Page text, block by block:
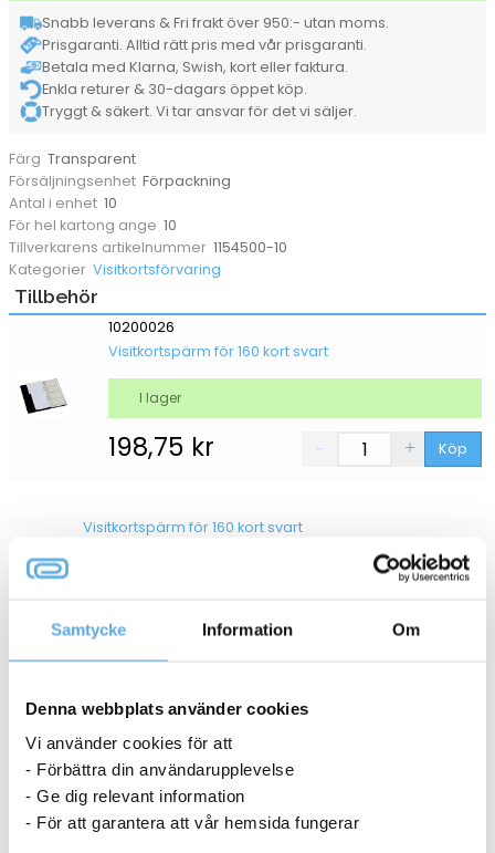
Samtycke Information Om
Denna webbplats använder cookies
Vi använder cookies för att
- Förbättra din användarupplevelse
- Ge dig relevant information
- För att garantera att vår hemsida fungerar
Snabb leverans & Fri frakt över 950:- utan moms.
Prisgaranti. Alltid rätt pris med vår prisgaranti.
Betala med Klarna, Swish, kort eller faktura.
Enkla returer & 30-dagars öppet köp.
Tryggt & säkert. Vi tar ansvar för det vi säljer.
Färg Transparent
Försäljningsenhet Förpackning
Antal i enhet 10
För hel kartong ange 10
Tillverkarens artikelnummer 1154500-10
Kategorier Visitkortsförvaring
Tillbehör
10200026
Visitkortspärm för 160 kort svart
198,75 kr Köp
I lager
Visitkortspärm för 160 kort svart
198,75kr
ANDRA KÖPTE OCKSÅ